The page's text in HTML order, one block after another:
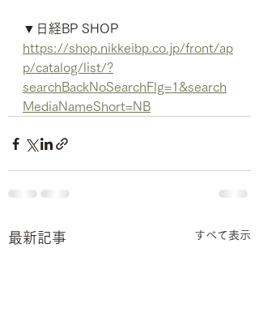
▼日経BP SHOP
https://shop.nikkeibp.co.jp/front/ap
p/catalog/list/?
searchBackNoSearchFlg=1&search
MediaNameShort=NB
最新記事 すべて表示